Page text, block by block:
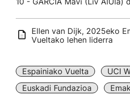
Ellen van Dijk, 2025eko
Vueltako lehen liderra
Espainiako Vuelta
UCI
Euskadi Fundazioa